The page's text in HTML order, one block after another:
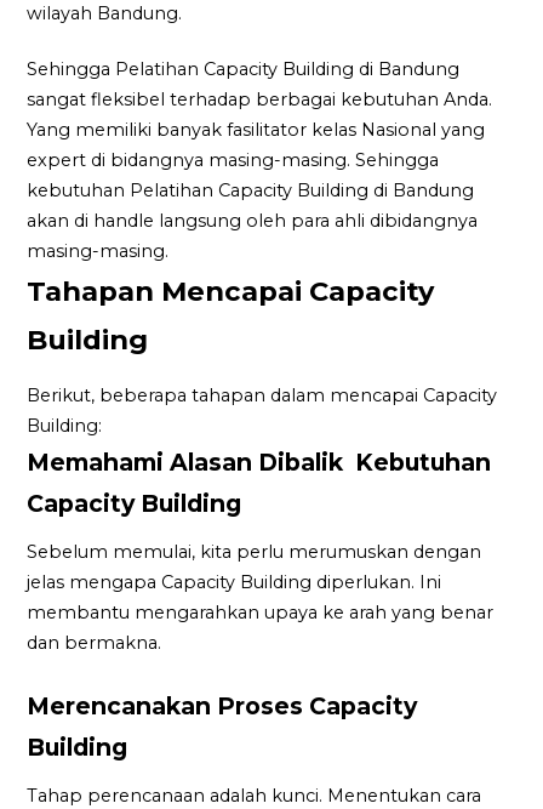
wilayah Bandung.
Sehingga Pelatihan Capacity Building di Bandung
sangat fleksibel terhadap berbagai kebutuhan Anda.
Yang memiliki banyak fasilitator kelas Nasional yang
expert di bidangnya masing-masing. Sehingga
kebutuhan Pelatihan Capacity Building di Bandung
akan di handle langsung oleh para ahli dibidangnya
masing-masing.
Tahapan Mencapai Capacity
Building
Berikut, beberapa tahapan dalam mencapai Capacity
Building:
Memahami Alasan Dibalik Kebutuhan
Capacity Building
Sebelum memulai, kita perlu merumuskan dengan
jelas mengapa Capacity Building diperlukan. Ini
membantu mengarahkan upaya ke arah yang benar
dan bermakna.
Merencanakan Proses Capacity
Building
Tahap perencanaan adalah kunci. Menentukan cara